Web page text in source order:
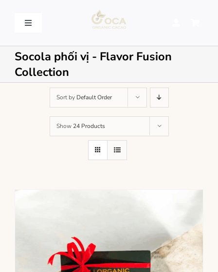
Toggle
VỀ OCA – OCA STORY
QUY TRÌNH SẢN XUẤT – PROCESSING
LIÊN HỆ – CONTACT US
Socola phối vị - Flavor Fusion
Collection
Sort by Default Order
Show 24 Products